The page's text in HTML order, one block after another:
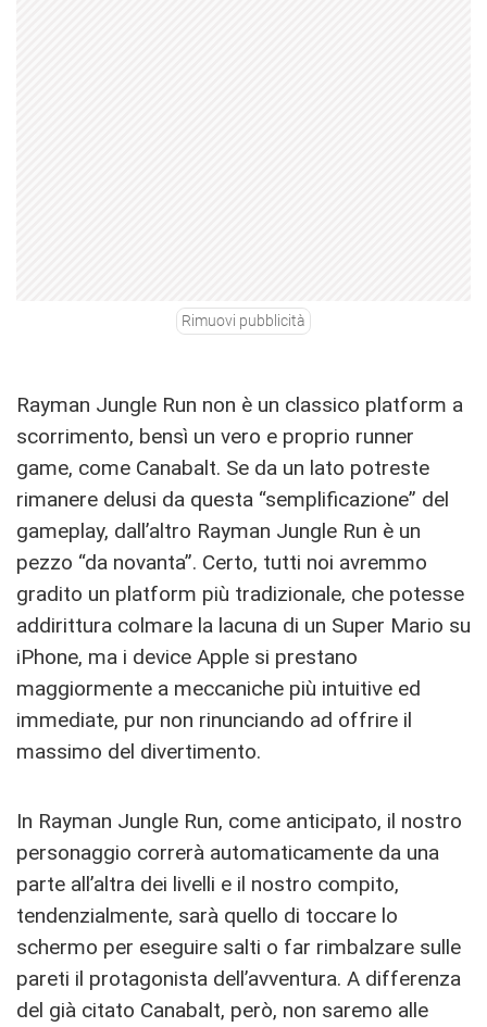
Rimuovi pubblicità
Rayman Jungle Run non è un classico platform a
scorrimento, bensì un vero e proprio runner
game, come Canabalt. Se da un lato potreste
rimanere delusi da questa “semplificazione” del
gameplay, dall’altro Rayman Jungle Run è un
pezzo “da novanta”. Certo, tutti noi avremmo
gradito un platform più tradizionale, che potesse
addirittura colmare la lacuna di un Super Mario su
iPhone, ma i device Apple si prestano
maggiormente a meccaniche più intuitive ed
immediate, pur non rinunciando ad offrire il
massimo del divertimento.
In Rayman Jungle Run, come anticipato, il nostro
personaggio correrà automaticamente da una
parte all’altra dei livelli e il nostro compito,
tendenzialmente, sarà quello di toccare lo
schermo per eseguire salti o far rimbalzare sulle
pareti il protagonista dell’avventura. A differenza
del già citato Canabalt, però, non saremo alle